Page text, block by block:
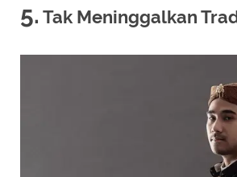
5. Tak Meninggalkan